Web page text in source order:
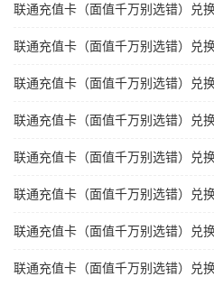
联通充值卡（面值千万别选错）兑
联通充值卡（面值千万别选错）兑
联通充值卡（面值千万别选错）兑
联通充值卡（面值千万别选错）兑
联通充值卡（面值千万别选错）兑
联通充值卡（面值千万别选错）兑
联通充值卡（面值千万别选错）兑
联通充值卡（面值千万别选错）兑